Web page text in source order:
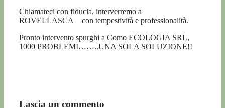
Chiamateci con fiducia, interverremo a
ROVELLASCA con tempestività e professionalità.
Pronto intervento spurghi a Como ECOLOGIA SRL,
1000 PROBLEMI……..UNA SOLA SOLUZIONE!!
Lascia un commento